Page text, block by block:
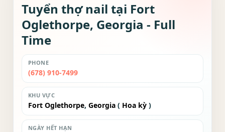
Tuyển thợ nail tại Fort
Oglethorpe, Georgia - Full
Time
PHONE
(678) 910-7499
KHU VỰC
Fort Oglethorpe, Georgia ( Hoa kỳ )
NGÀY HẾT HẠN